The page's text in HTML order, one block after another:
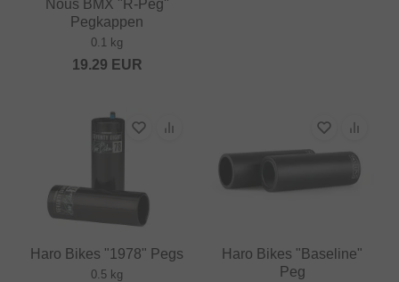
Nous BMX "R-Peg"
Pegkappen
0.1 kg
19.29 EUR
Haro Bikes "1978" Pegs
0.5 kg
Haro Bikes "Baseline"
Peg